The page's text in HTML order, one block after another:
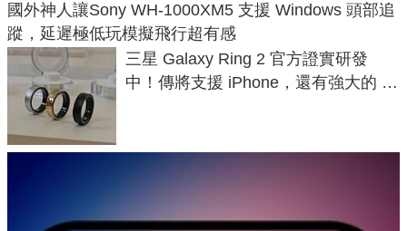
國外神人讓Sony WH-1000XM5 支援 Windows 頭部追
蹤，延遲極低玩模擬飛行超有感
三星 Galaxy Ring 2 官方證實研發
中！傳將支援 iPhone，還有強大的 AI